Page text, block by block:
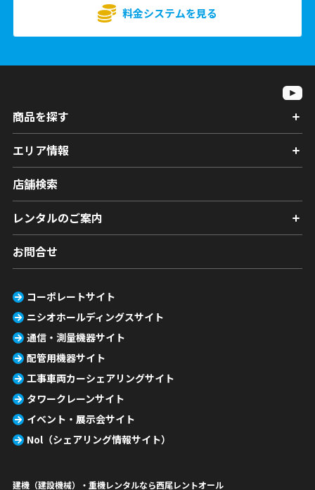
料金システムを見る
商品を探す
エリア情報
店舗検索
レンタルのご案内
お問合せ
コーポレートサイト
ニシオホールディングスサイト
通信・測量機器サイト
配管用機器サイト
工事車両カーシェアリングサイト
タワークレーンサイト
イベント・展示会サイト
Nol（シェアリング情報サイト）
建機（建設機械）・重機レンタルなら西尾レントオール